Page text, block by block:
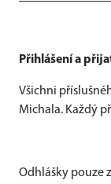
Přihlášení a
Všichni
Michala. Každý
Odhlášky pouze